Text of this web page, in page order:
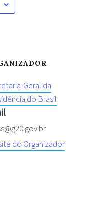
Geral da
do Brasil
do Organizador